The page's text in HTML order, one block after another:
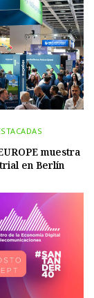
muestra
en Berlín